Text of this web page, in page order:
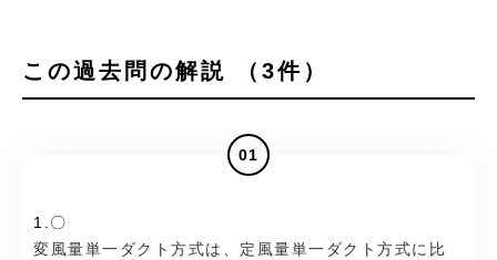
この過去問の解説 （3件）
01
1.〇
変風量単一ダクト方式は、定風量単一ダクト方式に比